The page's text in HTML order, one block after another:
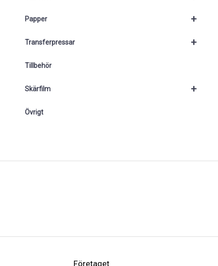
+
Papper
+
Transferpressar
Tillbehör
+
Skärfilm
Övrigt
Företaget